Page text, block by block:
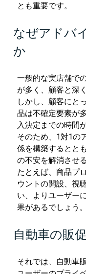
とも重要です。
なぜアドバ
か
一般的な実店舗で
が多く、顧客と深
しかし、顧客にと
品は不確定要素が
入決定までの時間
そのため、1対1の
係を構築するとと
の不安を解消させ
たとえば、商品プ
ウントの開設、視
い、よりユーザー
果があるでしょう。
自動車の販
それでは、自動車